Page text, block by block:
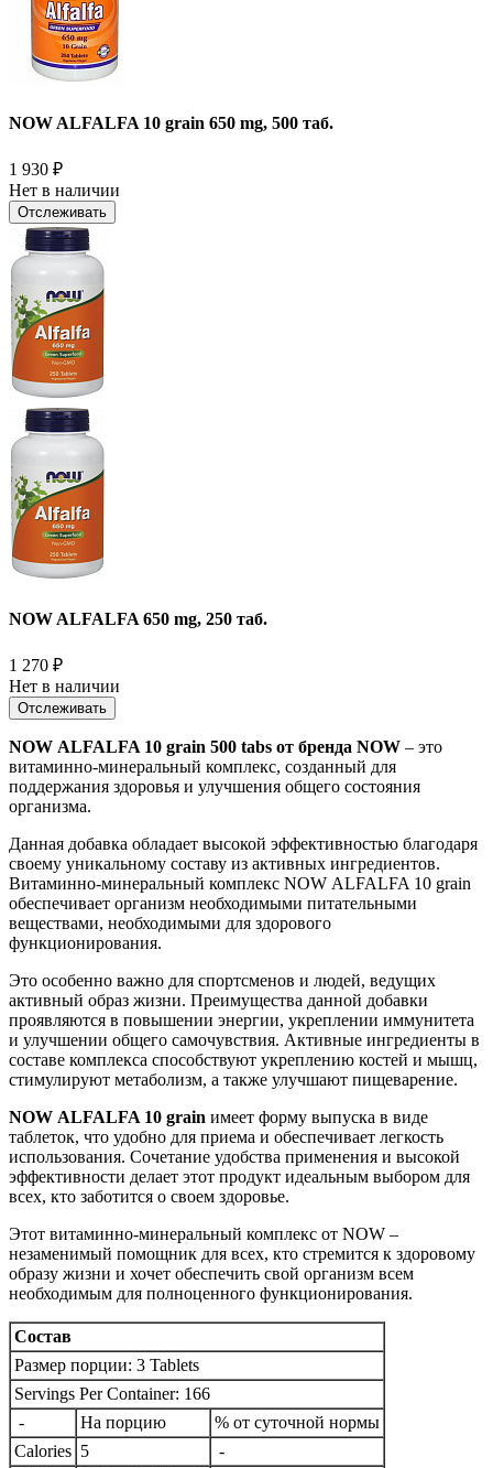
NOW ALFALFA 10 grain 650 mg, 500 таб.
1 930 ₽
Нет в наличии
Отслеживать
NOW ALFALFA 650 mg, 250 таб.
1 270 ₽
Нет в наличии
Отслеживать
NOW ALFALFA 10 grain 500 tabs от бренда NOW – это
витаминно-минеральный комплекс, созданный для
поддержания здоровья и улучшения общего состояния
организма.
Данная добавка обладает высокой эффективностью благодаря
своему уникальному составу из активных ингредиентов.
Витаминно-минеральный комплекс NOW ALFALFA 10 grain
обеспечивает организм необходимыми питательными
веществами, необходимыми для здорового
функционирования.
Это особенно важно для спортсменов и людей, ведущих
активный образ жизни. Преимущества данной добавки
проявляются в повышении энергии, укреплении иммунитета
и улучшении общего самочувствия. Активные ингредиенты в
составе комплекса способствуют укреплению костей и мышц,
стимулируют метаболизм, а также улучшают пищеварение.
NOW ALFALFA 10 grain имеет форму выпуска в виде
таблеток, что удобно для приема и обеспечивает легкость
использования. Сочетание удобства применения и высокой
эффективности делает этот продукт идеальным выбором для
всех, кто заботится о своем здоровье.
Этот витаминно-минеральный комплекс от NOW –
незаменимый помощник для всех, кто стремится к здоровому
образу жизни и хочет обеспечить свой организм всем
необходимым для полноценного функционирования.
Состав
Размер порции: 3 Tablets
Servings Per Container: 166
-
На порцию
% от суточной нормы
Calories 5
-